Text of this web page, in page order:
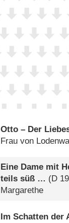
Otto – Der
Frau von
Eine Dame mit
teils süß … (D
Margarethe
Im Schatten der